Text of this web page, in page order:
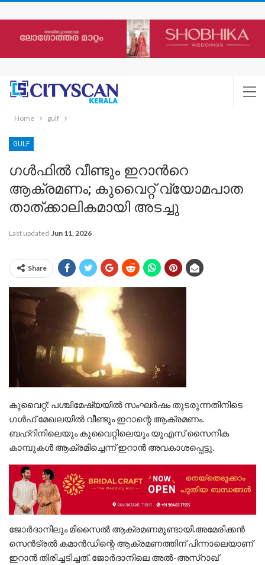
Home gulf
GULF
ഗള്‍ഫില്‍ വീണ്ടും ഇറാന്‍റെ
ആക്രമണം; കുവൈറ്റ് വ്യോമപാത
താത്ക്കാലികമായി അടച്ചു
Last updated Jun 11, 2026
Share
കുവൈറ്റ്: പശ്ചിമേഷ്യയില്‍ സംഘർഷം തുടരുന്നതിനിടെ
ഗള്‍ഫ് മേഖലയില്‍ വീണ്ടും ഇറാന്റെ ആക്രമണം.
ബഹ്റിനിലെയും കുവൈറ്റിലെയും യുഎസ് സൈനിക
കാമ്പുകള്‍ ആക്രമിച്ചെന്ന് ഇറാൻ അവകാശപ്പെട്ടു.
ജോർദാനിലും മിസൈല്‍ ആക്രമണമുണ്ടായി.അമേരിക്കൻ
സെൻട്രല്‍ കമാൻഡിന്റെ ആക്രമണത്തിന് പിന്നാലെയാണ്
ഇറാൻ തിരിച്ചടിച്ചത്. ജോർദാനിലെ അല്‍-അസ്റാഖ്